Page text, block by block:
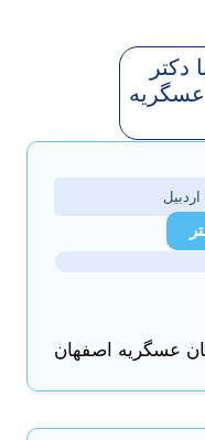
اصفهان